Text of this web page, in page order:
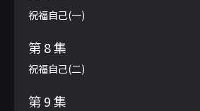
祝福自己(一)
第 8 集
祝福自己(二)
第 9 集